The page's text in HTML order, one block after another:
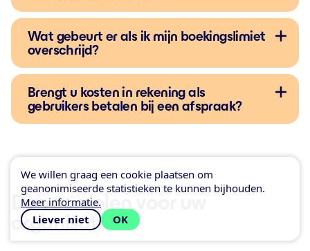
Wat gebeurt er als ik mijn boekingslimiet
overschrijd?
Brengt u kosten in rekening als
gebruikers betalen bij een afspraak?
De voordelen voor uw
organisatie
We willen graag een cookie plaatsen om
geanonimiseerde statistieken te kunnen bijhouden.
Meer informatie.
Liever niet
OK